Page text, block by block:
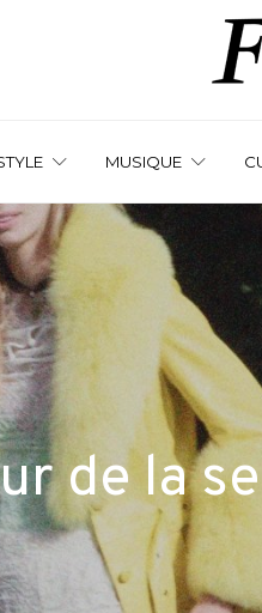
MUSIQUE
de la